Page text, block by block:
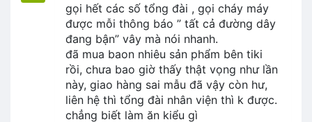
gọi hết các số tổng đài , gọi cháy máy
được mỗi thông báo ” tất cả đường dây
đang bận” vây mà nói nhanh.
đã mua baon nhiêu sản phẩm bên tiki
rồi, chưa bao giờ thấy thật vọng như lần
này, giao hàng sai mẫu đã vậy còn hư,
liên hệ thì tổng đài nhân viện thì k được.
chẳng biết làm ăn kiểu gì